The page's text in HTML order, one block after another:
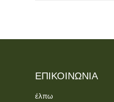
ΕΠΙΚΟΙΝΩΝΊΑ
έλπω